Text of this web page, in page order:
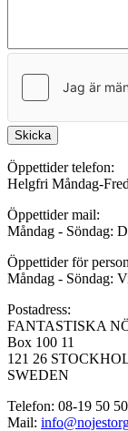
Skicka
Öppettider telefon:
Helgfri Måndag-
Öppettider mail:
Måndag - Söndag:
Öppettider för
Måndag - Söndag:
Postadress:
FANTASTISKA
Box 100 11
121 26
SWEDEN
Telefon: 08-19 50 50
Mail: